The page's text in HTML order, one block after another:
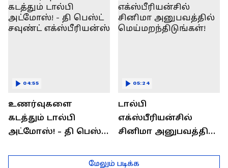
தெரிஞ்சுக்கணுமா?
உணர்வுகளை
கடத்தும் டால்பி
அட்மோஸ்! - தி பெஸ்ட்
எக்ஸ்பீரியன்ஸ்
04:55
டால்பி
எக்ஸ்பீரியன்சில்
சினிமா அனுபவத்தில்
05:24
மேலும் படிக்க